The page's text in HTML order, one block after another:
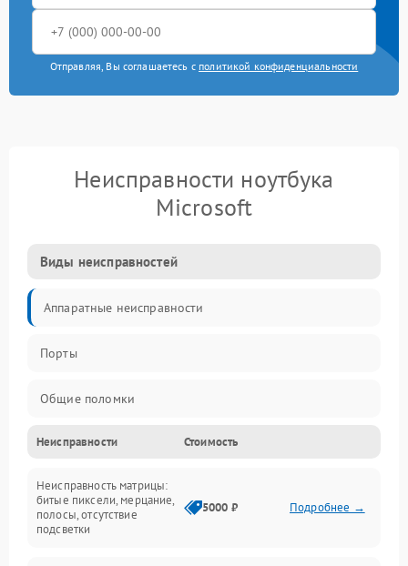
Отправляя, Вы соглашаетесь с политикой конфиденциальности
Неисправности ноутбука
Microsoft
Виды неисправностей
Аппаратные неисправности
Порты
Общие поломки
Устройства
Программные ошибки
Электрические и системные сбои
Неисправности Стоимость
Неисправность матрицы:
битые пиксели, мерцание,
полосы, отсутствие
подсветки
5000 ₽ Подробнее →